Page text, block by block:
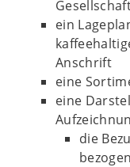
ein
Anschrift
eine
eine
die